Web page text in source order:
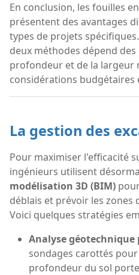
En conclusion, les fouilles
présentent des avantages
types de projets
deux méthodes dépend
profondeur et de la largeur
considérations budgétaires
La gestion des
Pour maximiser l'efficacité
ingénieurs utilisent
modélisation 3D (BIM)
déblais et prévoir les zones
Voici quelques stratégies
Analyse géotechnique
sondages carottés
profondeur du sol